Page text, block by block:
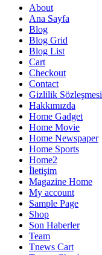
About
Ana Sayfa
Blog
Blog Grid
Blog List
Cart
Checkout
Contact
Gizlilik Sözleşmesi
Hakkımızda
Home Gadget
Home Movie
Home Newspaper
Home Sports
Home2
İletişim
Magazine Home
My account
Sample Page
Shop
Son Haberler
Team
Tnews Cart